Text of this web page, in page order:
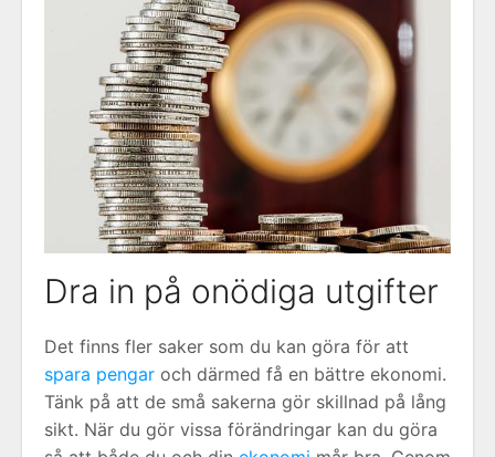
Dra in på onödiga utgifter
Det finns fler saker som du kan göra för att
spara pengar och därmed få en bättre ekonomi.
Tänk på att de små sakerna gör skillnad på lång
sikt. När du gör vissa förändringar kan du göra